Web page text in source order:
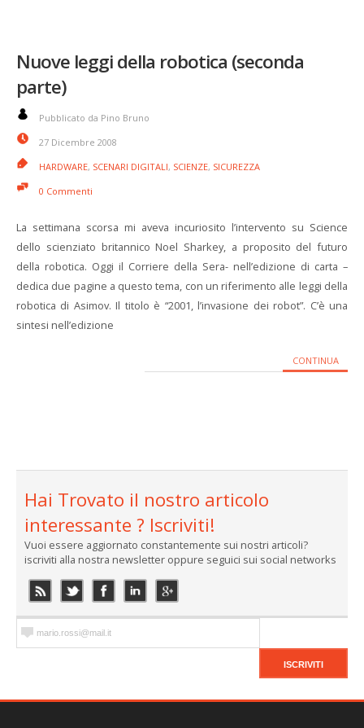
Nuove leggi della robotica (seconda
parte)
Pubblicato da Pino Bruno
27 Dicembre 2008
HARDWARE, SCENARI DIGITALI, SCIENZE, SICUREZZA
0 Commenti
La settimana scorsa mi aveva incuriosito l’intervento su Science
dello scienziato britannico Noel Sharkey, a proposito del futuro
della robotica. Oggi il Corriere della Sera- nell’edizione di carta –
dedica due pagine a questo tema, con un riferimento alle leggi della
robotica di Asimov. Il titolo è “2001, l’invasione dei robot”. C’è una
sintesi nell’edizione
CONTINUA
Hai Trovato il nostro articolo
interessante ? Iscriviti!
Vuoi essere aggiornato constantemente sui nostri articoli?
iscriviti alla nostra newsletter oppure seguici sui social networks